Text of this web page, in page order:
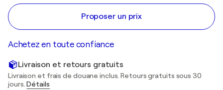
Proposer un prix
Achetez en toute confiance
Livraison et retours gratuits
Livraison et frais de douane inclus. Retours gratuits sous 30
jours.Détails